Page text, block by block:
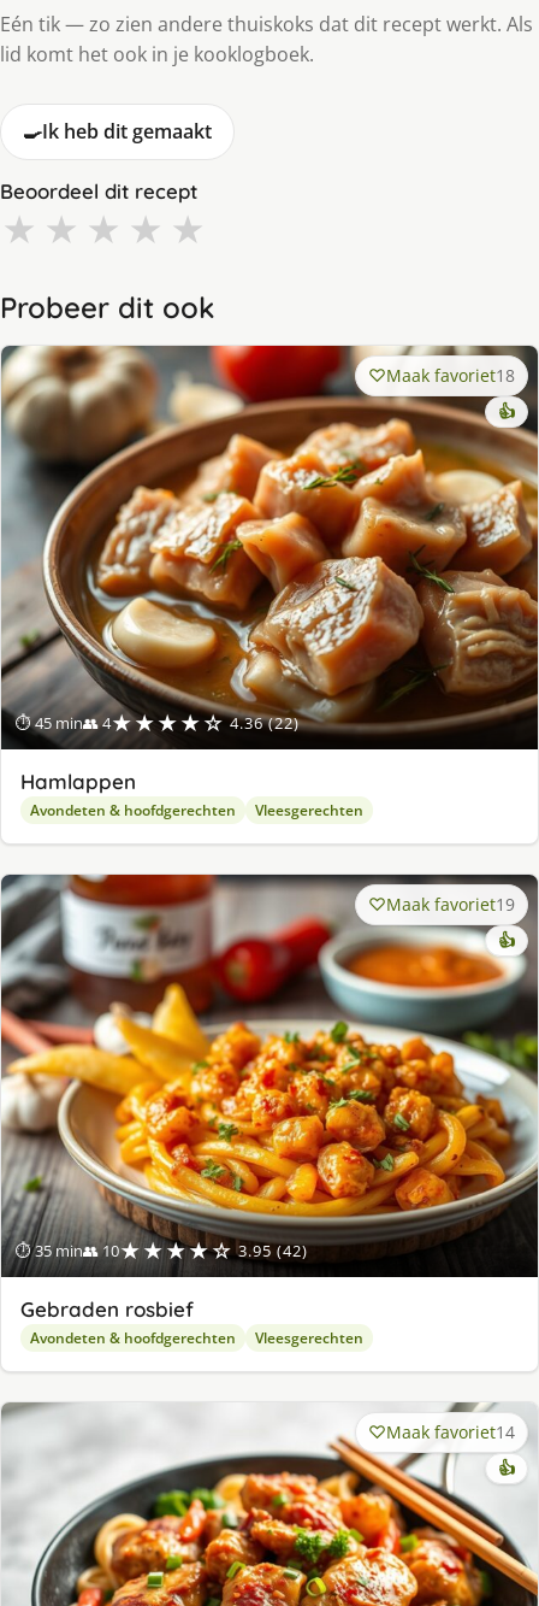
Eén tik — zo zien andere thuiskoks dat dit recept werkt. Als
lid komt het ook in je kooklogboek.
🍳Ik heb dit gemaakt
Beoordeel dit recept
★ ★ ★ ★ ★
Probeer dit ook
⏱ 45 min👥 4★★★★☆ 4.36 (22)
Maak favoriet18
👍
Hamlappen
Avondeten & hoofdgerechten Vleesgerechten
⏱ 35 min👥 10★★★★☆ 3.95 (42)
Maak favoriet19
👍
Gebraden rosbief
Avondeten & hoofdgerechten Vleesgerechten
Maak favoriet14
👍